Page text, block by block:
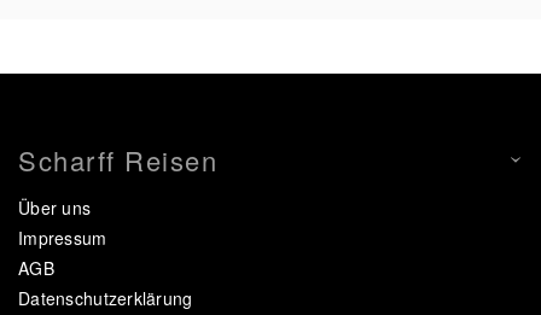
Scharff Reisen
Über uns
Impressum
AGB
Datenschutzerklärung